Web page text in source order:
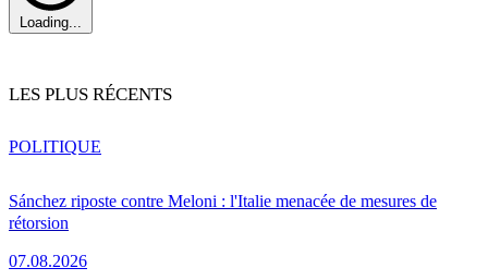
Loading...
LES PLUS RÉCENTS
Sánchez riposte contre Meloni : l'Italie menacée de mesures de
rétorsion
07.08.2026
POLITIQUE